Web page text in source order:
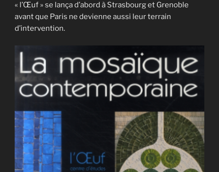
« l’Œuf » se lança d’abord à Strasbourg et Grenoble
avant que Paris ne devienne aussi leur terrain
d’intervention.